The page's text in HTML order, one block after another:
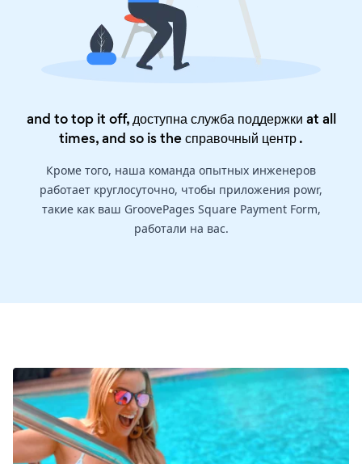
and to top it off, доступна служба поддержки at all
times, and so is theсправочный центр.
Кроме того, наша команда опытных инженеров
работает круглосуточно, чтобы приложения powr,
такие как ваш GroovePages Square Payment Form,
работали на вас.